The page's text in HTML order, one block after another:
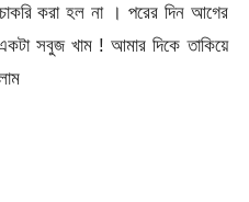
করা হল না । পরের দিন আগের
সবুজ খাম ! আমার দিকে তাকিয়ে